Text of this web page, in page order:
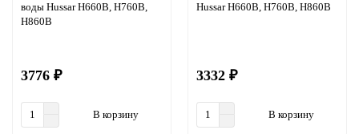
воды Hussar H660B, H760B,
H860B
3776 ₽
В корзину
Hussar H660B, H760B, H860B
3332 ₽
В корзину